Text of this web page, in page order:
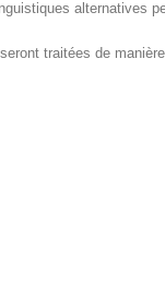
alternatives
traitées de